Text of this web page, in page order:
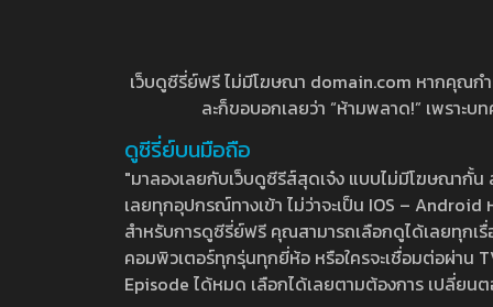
เว็บดูซีรี่ย์ฟรี ไม่มีโฆษณา domain.com หากคุณก
ละก็ขอบอกเลยว่า “ห้ามพลาด!” เพราะ
ดูซีรี่ย์บนมือถือ
"มาลองเลยกับเว็บดูซีรีส์สุดเจ๋ง แบบไม่มีโฆษณากั้
เลยทุกอุปกรณ์ทางเข้า ไม่ว่าจะเป็น IOS –
สำหรับการดูซีรี่ย์ฟรี คุณสามารถเลือกดูได้เลยทุกเ
คอมพิวเตอร์ทุกรุ่นทุกยี่ห้อ หรือใครจะเชื่อมต่อผ่าน
Episode ได้หมด เลือกได้เลยตามต้องการ เปลี่ยน